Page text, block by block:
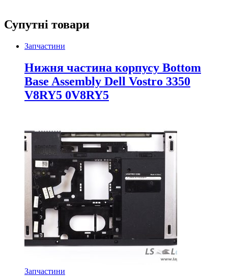
Супутні товари
Запчастини
Нижня частина корпусу Bottom
Base Assembly Dell Vostro 3350
V8RY5 0V8RY5
Запчастини